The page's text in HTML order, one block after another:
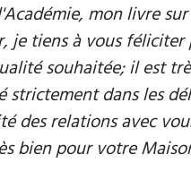
mon livre
je tiens à vous
souhaitée; il est
strictement dans les
des relations avec
bien pour votre